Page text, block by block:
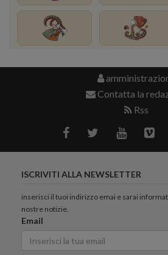
Contatta la
Rss
ISCRIVITI ALLA NEWSLETTER
inserisci il tuoi indirizzo emai e sarai
nostre notizie.
Email